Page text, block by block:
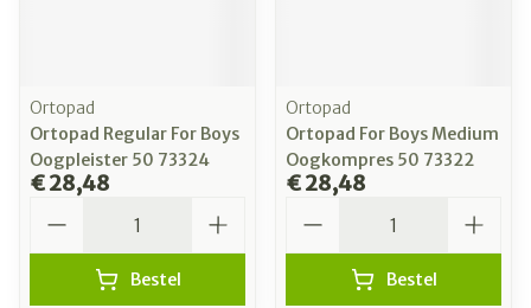
Ortopad
Ortopad Regular For Boys
Oogpleister 50 73324
€ 28,48
Bestel
Ortopad
Ortopad For Boys Medium
Oogkompres 50 73322
€ 28,48
Bestel